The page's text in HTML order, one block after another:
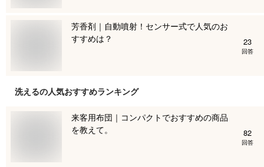
芳香剤｜自動噴射！センサー式で人気のお
すすめは？
23
回答
洗えるの人気おすすめランキング
来客用布団｜コンパクトでおすすめの商品
を教えて。
82
回答